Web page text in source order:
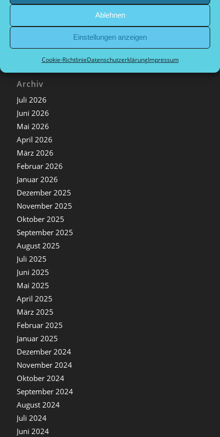
Ablehnen
Einstellungen anzeigen
Cookie-RichtlinieDatenschutzerklärungImpressum
Nachrichten Vorstand
Archiv
Juli 2026
Juni 2026
Mai 2026
April 2026
März 2026
Februar 2026
Januar 2026
Dezember 2025
November 2025
Oktober 2025
September 2025
August 2025
Juli 2025
Juni 2025
Mai 2025
April 2025
März 2025
Februar 2025
Januar 2025
Dezember 2024
November 2024
Oktober 2024
September 2024
August 2024
Juli 2024
Juni 2024